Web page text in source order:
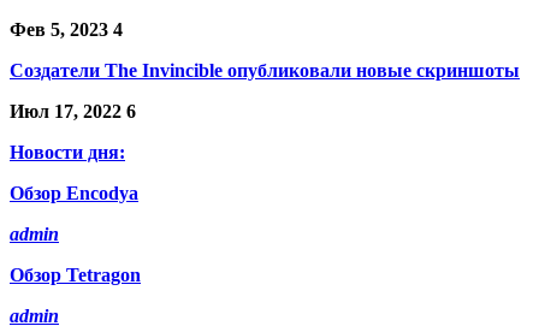
Фев 5, 2023 4
Создатели The Invincible опубликовали новые скриншоты
Июл 17, 2022 6
Новости дня:
Обзор Encodya
admin
Обзор Tetragon
admin